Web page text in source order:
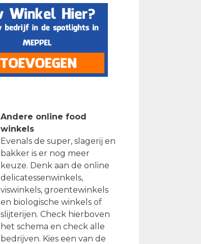
Andere online food
winkels
Evenals de super, slagerij en
bakker is er nog meer
keuze. Denk aan de online
delicatessenwinkels,
viswinkels, groentewinkels
en biologische winkels of
slijterijen. Check hierboven
het schema en check alle
bedrijven. Kies een van de